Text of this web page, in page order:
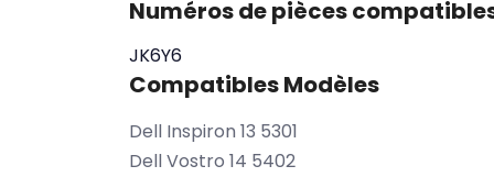
Numéros de pièces
JK6Y6
Compatibles Modèles
Dell Inspiron 13 5301
Dell Vostro 14 5402